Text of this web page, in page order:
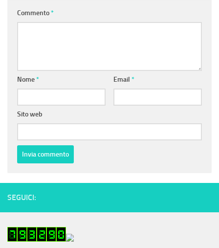
Commento*
Nome* Email *
Sito web
SEGUICI: